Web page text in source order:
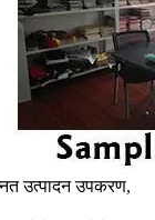
उत्पादन उपकरण,